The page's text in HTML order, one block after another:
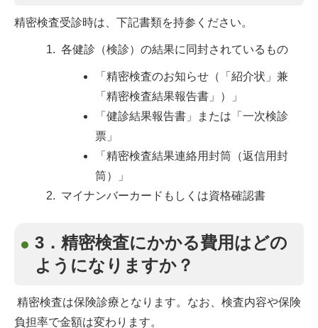
精密検査受診時は、下記書類を持参ください。
各健診（検診）の結果に同封されているもの
「精密検査のお知らせ（「紹介状」兼
「精密検査結果報告書」）」
「健診結果報告書」または「一次検診
票」
「精密検査結果連絡用封筒（返信用封
筒）」
マイナンバーカードもしくは資格確認書
3．精密検査にかかる費用はどの
ようになりますか？
精密検査は保険診療となります。なお、検査内容や保険
負担率で金額は変わります。